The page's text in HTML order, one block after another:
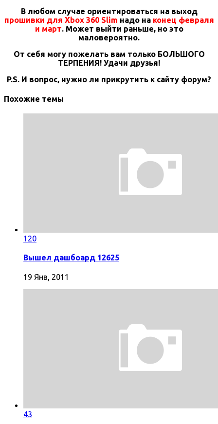
В любом случае ориентироваться на выход
прошивки для Xbox 360 Slim надо на конец февраля
и март. Может выйти раньше, но это
маловероятно.
От себя могу пожелать вам только БОЛЬШОГО
ТЕРПЕНИЯ! Удачи друзья!
P.S. И вопрос, нужно ли прикрутить к сайту форум?
Похожие темы
120
Вышел дашбоард 12625
19 Янв, 2011
43